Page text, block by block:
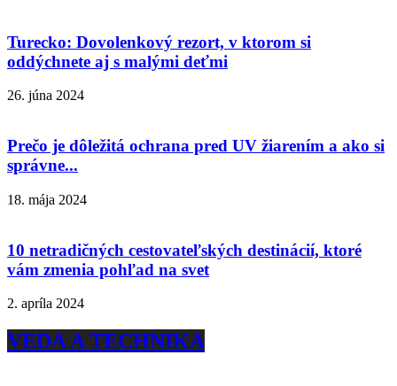
Turecko: Dovolenkový rezort, v ktorom si
oddýchnete aj s malými deťmi
26. júna 2024
Prečo je dôležitá ochrana pred UV žiarením a ako si
správne...
18. mája 2024
10 netradičných cestovateľských destinácií, ktoré
vám zmenia pohľad na svet
2. apríla 2024
VEDA A TECHNIKA